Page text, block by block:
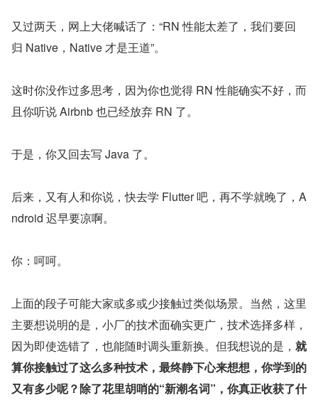
又过两天，网上大佬喊话了：“RN 性能太差了，我们要回
归 Native，Native 才是王道”。
这时你没作过多思考，因为你也觉得 RN 性能确实不好，而
且你听说 Airbnb 也已经放弃 RN 了。
于是，你又回去写 Java 了。
后来，又有人和你说，快去学 Flutter 吧，再不学就晚了，A
ndroid 迟早要凉啊。
你：呵呵。
上面的段子可能大家或多或少接触过类似场景。当然，这里
主要想说明的是，小厂的技术面确实更广，技术选择多样，
因为即使选错了，也能随时调头重新换。但我想说的是， 就
算你接触过了这么多种技术，最终静下心来想想，你学到的
又有多少呢？除了花里胡哨的“新潮名词”，你真正收获了什